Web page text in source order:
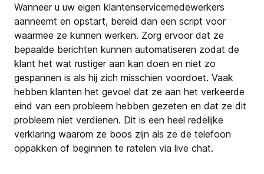
Wanneer u uw eigen klantenservicemedewerkers
aanneemt en opstart, bereid dan een script voor
waarmee ze kunnen werken. Zorg ervoor dat ze
bepaalde berichten kunnen automatiseren zodat de
klant het wat rustiger aan kan doen en niet zo
gespannen is als hij zich misschien voordoet. Vaak
hebben klanten het gevoel dat ze aan het verkeerde
eind van een probleem hebben gezeten en dat ze dit
probleem niet verdienen. Dit is een heel redelijke
verklaring waarom ze boos zijn als ze de telefoon
oppakken of beginnen te ratelen via live chat.